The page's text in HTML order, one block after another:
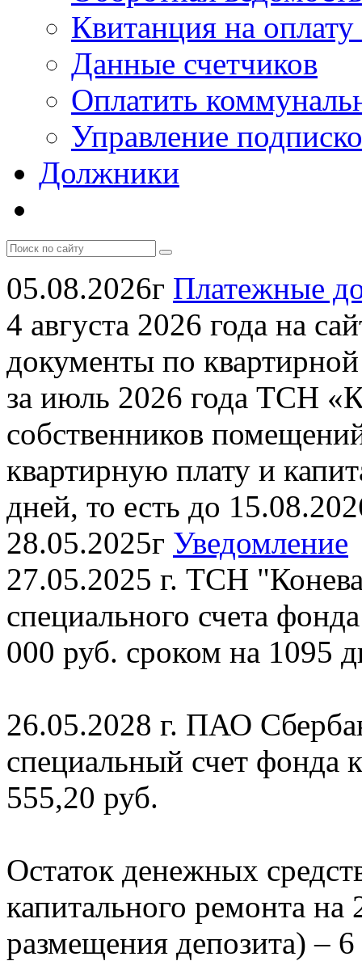
Квитанция на
Данные счетчиков
Оплатить
Управление
Должники
05.08.2026г Платежные
4 августа 2026 года на
документы по
за июль 2026 года ТСН
собственников
квартирную плату и
дней, то есть до
28.05.2025г Уведомление
27.05.2025 г. ТСН
специального счета
000 руб. сроком на 1095
26.05.2028 г. ПАО
специальный счет фонда
555,20 руб.
Остаток денежных
капитального ремонта на
размещения депозита) –